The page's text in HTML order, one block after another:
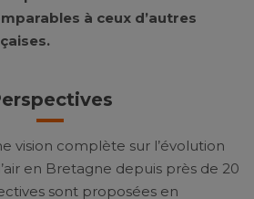
à ceux d’autres
vision complète sur l’évolution
en Bretagne depuis près de 20
sont proposées en